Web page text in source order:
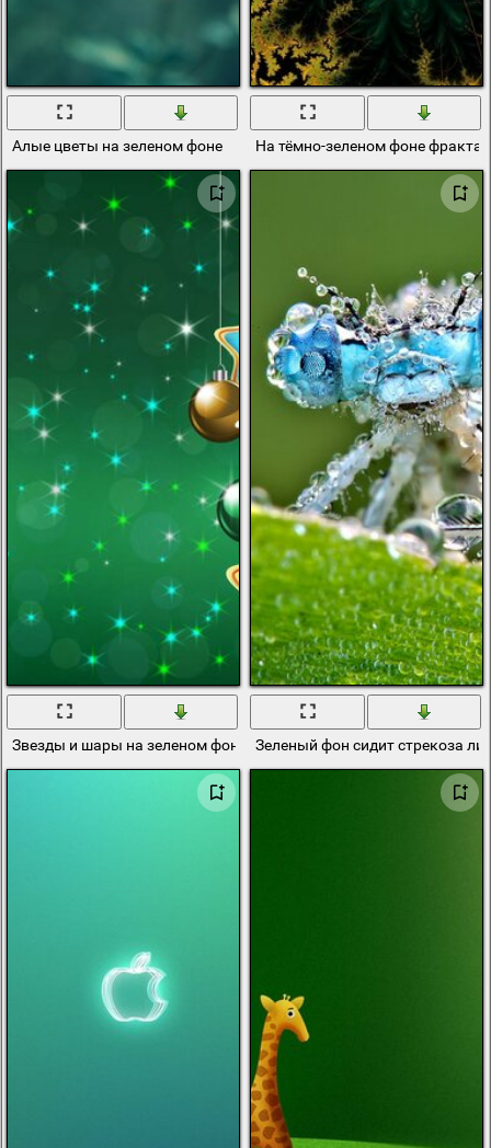
Алые цветы на зеленом фоне На тёмно-зеленом фоне
Звезды и шары на зеленом фоне Зеленый фон сидит стрекоза